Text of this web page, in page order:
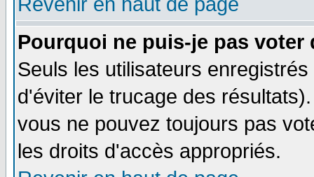
Pourquoi ne puis-je pas voter
Seuls les utilisateurs
d'éviter le trucage des
vous ne pouvez toujours pas
les droits d'accès appropriés.